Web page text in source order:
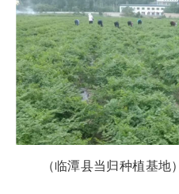
（临潭县当归种植基地）